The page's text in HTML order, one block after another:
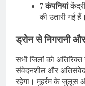
7 कंपनियां
की उतारी गई हैं।
ड्रोन से निगरानी
सभी जिलों को
संवेदनशील और
रहेगा। मुहर्रम के जुलूस